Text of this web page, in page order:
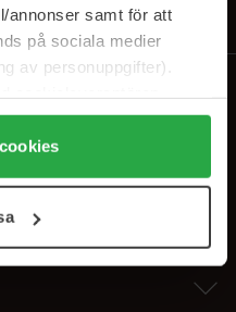
annonser samt för att
på sociala medier
av personuppgifter).
cookies" accepterar du
kan anpassa
när som helst återkalla